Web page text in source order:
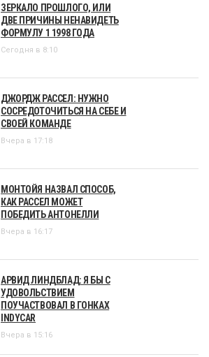
ЗЕРКАЛО ПРОШЛОГО, ИЛИ
ДВЕ ПРИЧИНЫ НЕНАВИДЕТЬ
ФОРМУЛУ 1 1998 ГОДА
Сегодня в 8:10
ДЖОРДЖ РАССЕЛ: НУЖНО
СОСРЕДОТОЧИТЬСЯ НА СЕБЕ И
СВОЕЙ КОМАНДЕ
Вчера в 17:18
МОНТОЙЯ НАЗВАЛ СПОСОБ,
КАК РАССЕЛ МОЖЕТ
ПОБЕДИТЬ АНТОНЕЛЛИ
Вчера в 16:17
АРВИД ЛИНДБЛАД: Я БЫ С
УДОВОЛЬСТВИЕМ
ПОУЧАСТВОВАЛ В ГОНКАХ
INDYCAR
Вчера в 15:16